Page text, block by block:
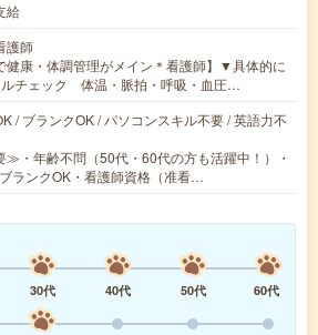
給
護師
健康・体調管理がメイン＊看護師】▼具体的に
チェック 体温・脈拍・呼吸・血圧…
/ ブランクOK / パソコンスキル不要 / 英語力不
・年齢不問（50代・60代の方も活躍中！）・
ランクOK・看護師資格（准看…
30代 40代 50代
60代